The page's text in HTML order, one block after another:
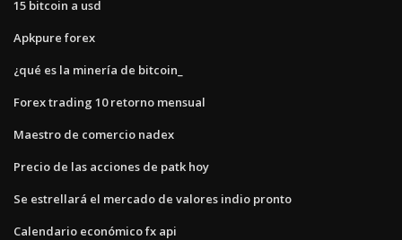
15 bitcoin a usd
Apkpure forex
¿qué es la minería de bitcoin_
Forex trading 10 retorno mensual
Maestro de comercio nadex
Precio de las acciones de patk hoy
Se estrellará el mercado de valores indio pronto
Calendario económico fx api